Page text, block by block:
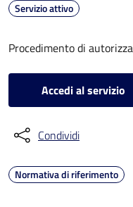
Servizio attivo
Procedimento di
Accedi al servizio
Condividi
Normativa di riferimento